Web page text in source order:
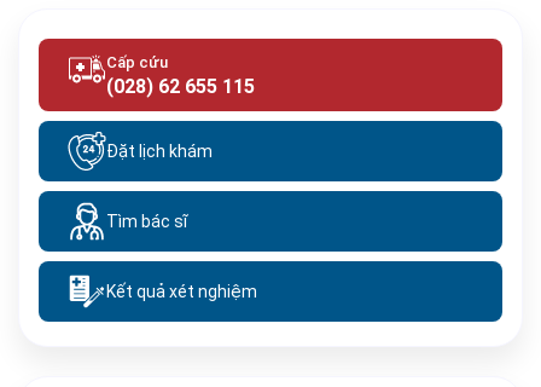
Cấp cứu
(028) 62 655 115
Đặt lịch khám
Tìm bác sĩ
Kết quả xét nghiệm